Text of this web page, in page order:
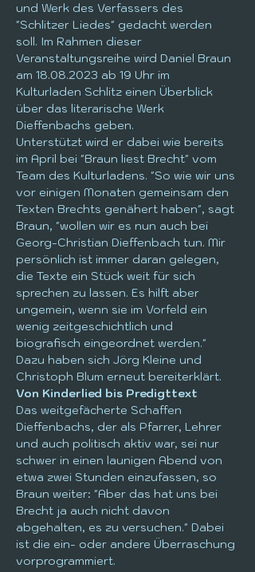
und Werk des Verfassers des
"Schlitzer Liedes" gedacht werden
soll. Im Rahmen dieser
Veranstaltungsreihe wird Daniel Braun
am 18.08.2023 ab 19 Uhr im
Kulturladen Schlitz einen Überblick
über das literarische Werk
Dieffenbachs geben.
Unterstützt wird er dabei wie bereits
im April bei "Braun liest Brecht" vom
Team des Kulturladens. "So wie wir uns
vor einigen Monaten gemeinsam den
Texten Brechts genähert haben", sagt
Braun, "wollen wir es nun auch bei
Georg-Christian Dieffenbach tun. Mir
persönlich ist immer daran gelegen,
die Texte ein Stück weit für sich
sprechen zu lassen. Es hilft aber
ungemein, wenn sie im Vorfeld ein
wenig zeitgeschichtlich und
biografisch eingeordnet werden."
Dazu haben sich Jörg Kleine und
Christoph Blum erneut bereiterklärt.
Von Kinderlied bis Predigttext
Das weitgefächerte Schaffen
Dieffenbachs, der als Pfarrer, Lehrer
und auch politisch aktiv war, sei nur
schwer in einen launigen Abend von
etwa zwei Stunden einzufassen, so
Braun weiter: "Aber das hat uns bei
Brecht ja auch nicht davon
abgehalten, es zu versuchen." Dabei
ist die ein- oder andere Überraschung
vorprogrammiert.